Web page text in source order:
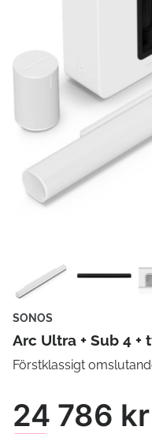
SONOS
Arc Ultra + Sub 4 +
Förstklassigt
24 786 kr